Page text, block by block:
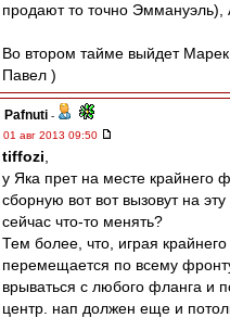
продают то точно Эммануэль),
Во втором тайме выйдет
Павел )
Pafnuti -
01 авг 2013 09:50
tiffozi
у Яка прет на месте крайнего
сборную вот вот вызовут на
сейчас что-то менять?
Тем более, что, играя
перемещается по всему
врываться с любого фланга и
центр. нап должен еще и